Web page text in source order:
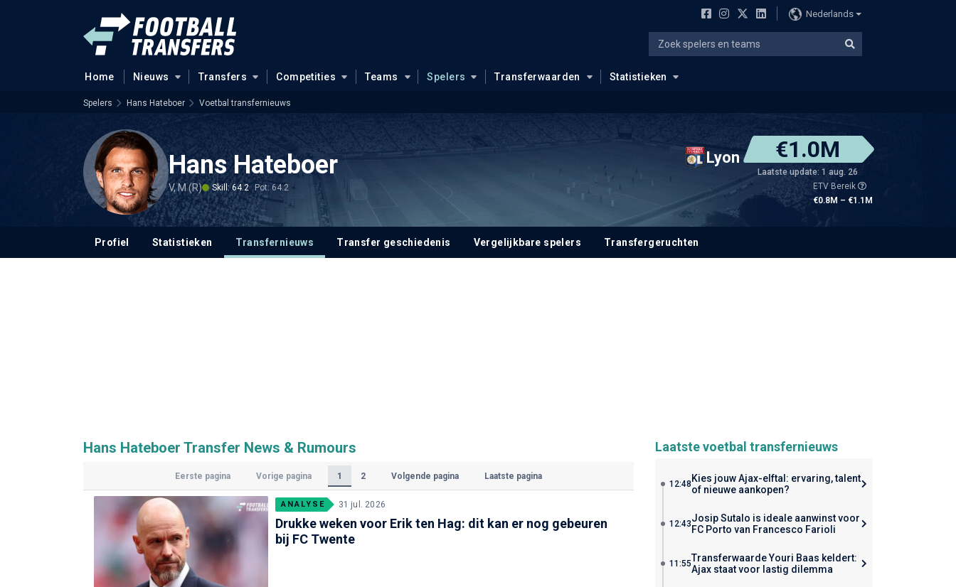
Nederlands
Home Nieuws Transfers Competities Teams Spelers Transferwaarden Statistieken
Spelers Hans Hateboer Voetbal transfernieuws
Hans Hateboer
V, M (R) Skill: 64.2 Pot: 64.2
Lyon €1.0M
Laatste update: 1 aug. 26
ETV Bereik
€0.8M – €1.1M
Profiel Statistieken Transfernieuws Transfer geschiedenis Vergelijkbare spelers Transfergeruchten
Hans Hateboer Transfer News & Rumours
Eerste pagina Vorige pagina
1
(Huidige)
2 Volgende pagina Laatste pagina
ANALYSE 31 jul. 2026
Drukke weken voor Erik ten Hag: dit kan er nog gebeuren
bij FC Twente
Laatste voetbal transfernieuws
12:48 Kies jouw Ajax-elftal: ervaring, talent
of nieuwe aankopen?
12:43Josip Sutalo is ideale aanwinst voor
FC Porto van Francesco Farioli
11:55Transferwaarde Youri Baas keldert:
Ajax staat voor lastig dilemma